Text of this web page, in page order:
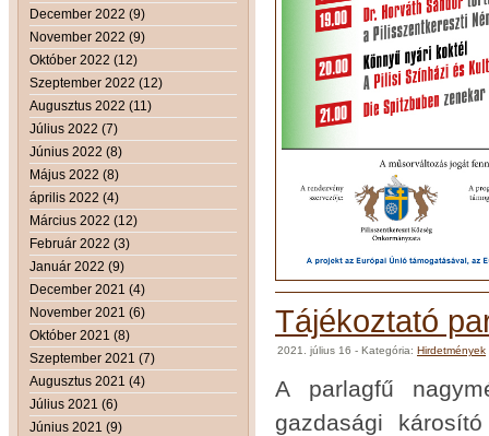
December 2022 (9)
November 2022 (9)
Október 2022 (12)
Szeptember 2022 (12)
Augusztus 2022 (11)
Július 2022 (7)
Június 2022 (8)
Május 2022 (8)
április 2022 (4)
Március 2022 (12)
Február 2022 (3)
Január 2022 (9)
December 2021 (4)
November 2021 (6)
Október 2021 (8)
Szeptember 2021 (7)
Augusztus 2021 (4)
Július 2021 (6)
Június 2021 (9)
Tájékoztató
2021. július 16 - Kategória: Hirdetmények
A parlagfű
gazdasági